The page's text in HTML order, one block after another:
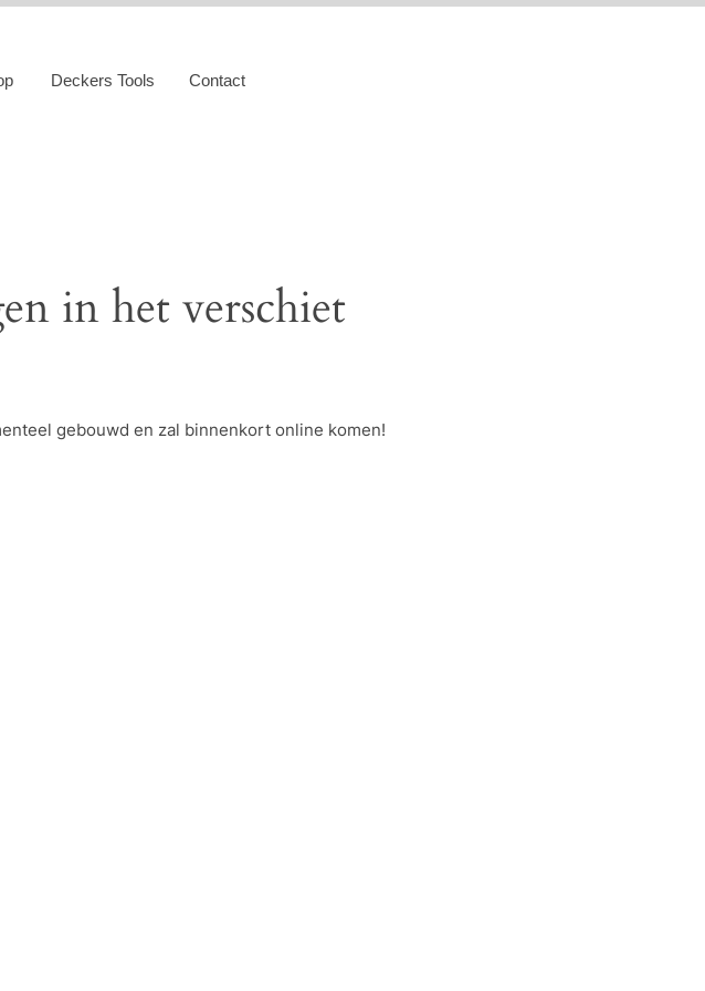
Deckers Tools Contact
in het verschiet
gebouwd en zal binnenkort online komen!